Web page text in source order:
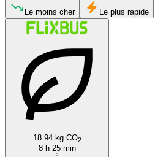
Le moins cher Le plus rapide
18.94 kg CO2
8 h 25 min